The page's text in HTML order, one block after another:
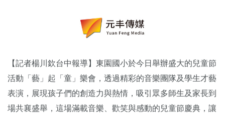
【記者楊川欽台中報導】東園國小於今日舉辦盛大的兒童節
活動「藝」起「童」樂會，透過精彩的音樂團隊及學生才藝
表演，展現孩子們的創造力與熱情，吸引眾多師生及家長到
場共襄盛舉，這場滿載音樂、歡笑與感動的兒童節慶典，讓